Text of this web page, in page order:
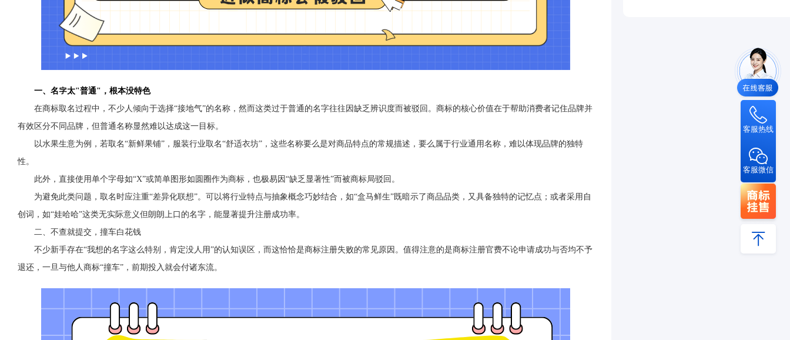
一、名字太"普通"，根本没特色
在商标取名过程中，不少人倾向于选择“接地气”的名称，然而这类过于普通的名字往往因缺乏辨识度而被驳回。商标的核心价值在于帮助消费者记住品牌并
有效区分不同品牌，但普通名称显然难以达成这一目标。
以水果生意为例，若取名“新鲜果铺”，服装行业取名“舒适衣坊”，这些名称要么是对商品特点的常规描述，要么属于行业通用名称，难以体现品牌的独特
性。
此外，直接使用单个字母如“X”或简单图形如圆圈作为商标，也极易因“缺乏显著性”而被商标局驳回。
为避免此类问题，取名时应注重“差异化联想”。可以将行业特点与抽象概念巧妙结合，如“盒马鲜生”既暗示了商品品类，又具备独特的记忆点；或者采用自
创词，如“娃哈哈”这类无实际意义但朗朗上口的名字，能显著提升注册成功率。
二、不查就提交，撞车白花钱
不少新手存在“我想的名字这么特别，肯定没人用”的认知误区，而这恰恰是商标注册失败的常见原因。值得注意的是商标注册官费不论申请成功与否均不予
退还，一旦与他人商标“撞车”，前期投入就会付诸东流。
客服热线
客服微信